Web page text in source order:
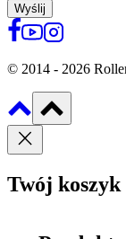
Wyślij
© 2014 - 2026
Twój koszyk